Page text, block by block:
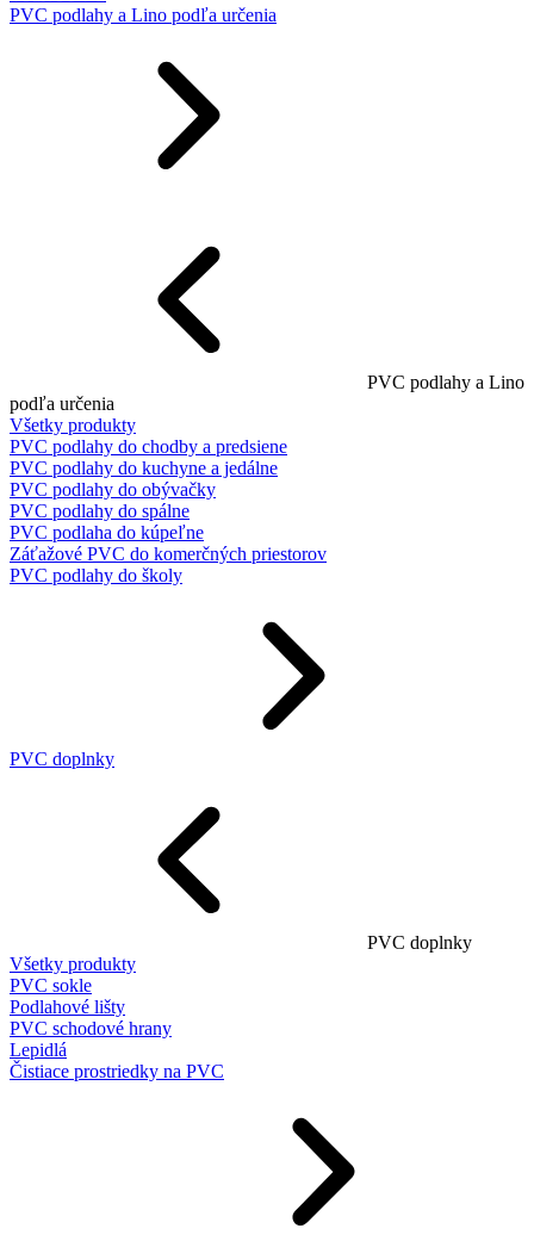
PVC podlahy a Lino podľa určenia
PVC podlahy a Lino
podľa určenia
Všetky produkty
PVC podlahy do chodby a predsiene
PVC podlahy do kuchyne a jedálne
PVC podlahy do obývačky
PVC podlahy do spálne
PVC podlaha do kúpeľne
Záťažové PVC do komerčných priestorov
PVC podlahy do školy
PVC doplnky
PVC doplnky
Všetky produkty
PVC sokle
Podlahové lišty
PVC schodové hrany
Lepidlá
Čistiace prostriedky na PVC